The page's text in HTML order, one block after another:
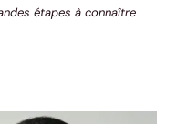
étapes à connaître